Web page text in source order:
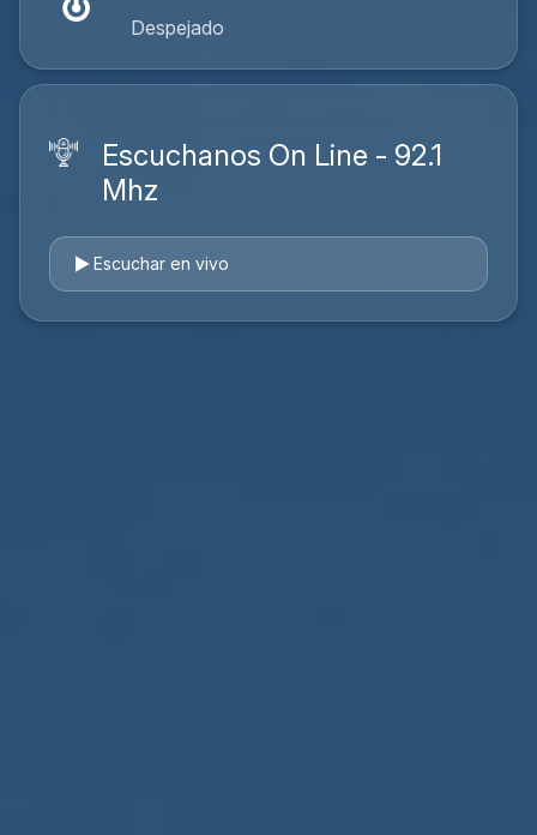
Despejado
Escuchanos On Line - 92.1
Mhz
Escuchar en vivo